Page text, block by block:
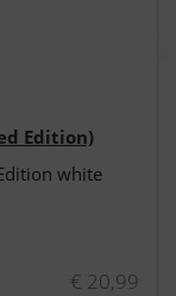
Edition)
white
€ 20,99